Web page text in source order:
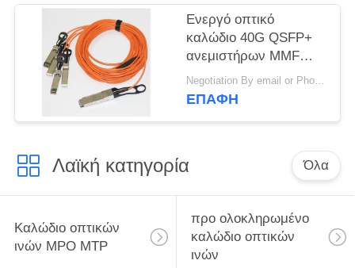
Ενεργό οπτικό
καλώδιο 40G QSFP+
ανεμιστήρων MMF
έξω σε 4 SFP+ AOC
OM2 OD 3.0mm
Negotiation By email or Phone Call MOQ:Το ρητό MOQ είναι 10pcs
ΕΠΑΦΉ
Λαϊκή κατηγορία Όλα
Καλώδιο οπτικών
ινών MPO MTP
προ ολοκληρωμένο
καλώδιο οπτικών
ινών